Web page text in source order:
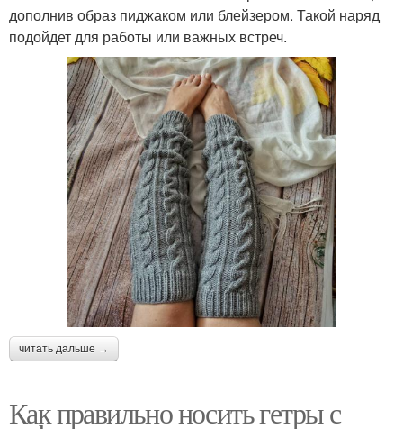
дополнив образ пиджаком или блейзером. Такой наряд
подойдет для работы или важных встреч.
читать дальше →
Как правильно носить гетры с